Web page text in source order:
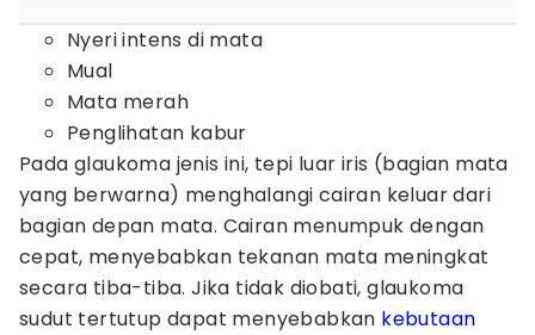
Nyeri intens di mata
Mual
Mata merah
Penglihatan kabur
Pada glaukoma jenis ini, tepi luar iris (bagian mata
yang berwarna) menghalangi cairan keluar dari
bagian depan mata. Cairan menumpuk dengan
cepat, menyebabkan tekanan mata meningkat
secara tiba-tiba. Jika tidak diobati, glaukoma
sudut tertutup dapat menyebabkan kebutaan